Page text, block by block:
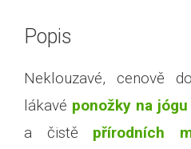
Popis
Neklouzavé, cenově
lákavé ponožky na jógu
a čistě přírodních